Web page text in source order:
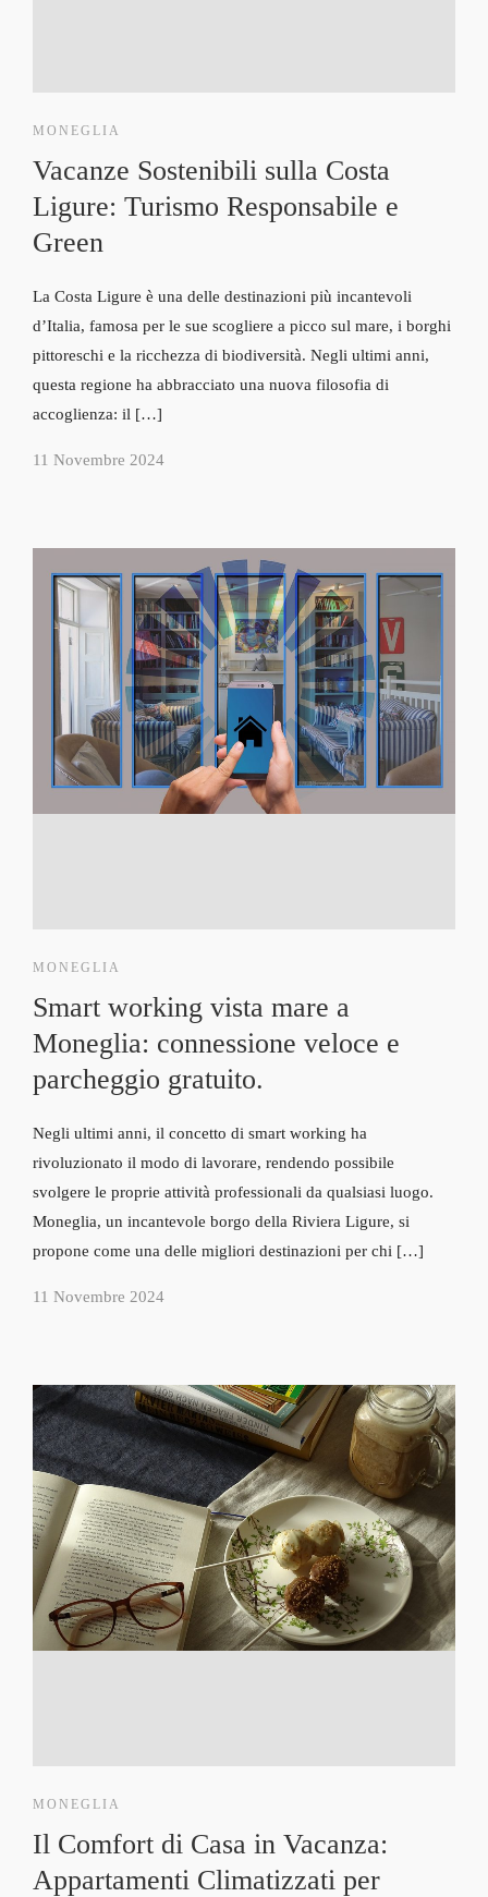
MONEGLIA
Vacanze Sostenibili sulla Costa
Ligure: Turismo Responsabile e
Green
La Costa Ligure è una delle destinazioni più incantevoli
d’Italia, famosa per le sue scogliere a picco sul mare, i borghi
pittoreschi e la ricchezza di biodiversità. Negli ultimi anni,
questa regione ha abbracciato una nuova filosofia di
accoglienza: il […]
11 Novembre 2024
MONEGLIA
Smart working vista mare a
Moneglia: connessione veloce e
parcheggio gratuito.
Negli ultimi anni, il concetto di smart working ha
rivoluzionato il modo di lavorare, rendendo possibile
svolgere le proprie attività professionali da qualsiasi luogo.
Moneglia, un incantevole borgo della Riviera Ligure, si
propone come una delle migliori destinazioni per chi […]
11 Novembre 2024
MONEGLIA
Il Comfort di Casa in Vacanza:
Appartamenti Climatizzati per